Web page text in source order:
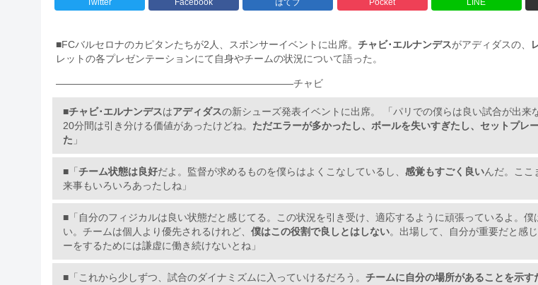
Twitter Facebook はてブ Pocket LINE
■FCバルセロナのカピタンたちが2人、スポンサーイベントに出席。 チャビ･エルナンデスがアディダスの、
レットの各プレゼンテーションにて自身やチームの状況について語った。
————————————————————————チャビ
■チャビ･エルナンデスはアディダスの新シューズ発表イベントに出席。 「パリでの僕らは良い試合が出来
20分間は引き分ける価値があったけどね。 ただエラーが多かったし、ボールを失いすぎたし、セットプレ
た 」
■「 チーム状態は良好だよ。監督が求めるものを僕らはよくこなしているし、 感覚もすごく良いんだ。ここ
来事もいろいろあったしね」
■「自分のフィジカルは良い状態だと感じてる。この状況を引き受け、適応するように頑張っているよ。僕
い。チームは個人より優先されるけれど、 僕はこの役割で良しとはしない。出場して、自分が重要だと感
ーをするためには謙虚に働き続けないとね」
■「これから少しずつ、試合のダイナミズムに入っていけるだろう。 チームに自分の場所があることを示す